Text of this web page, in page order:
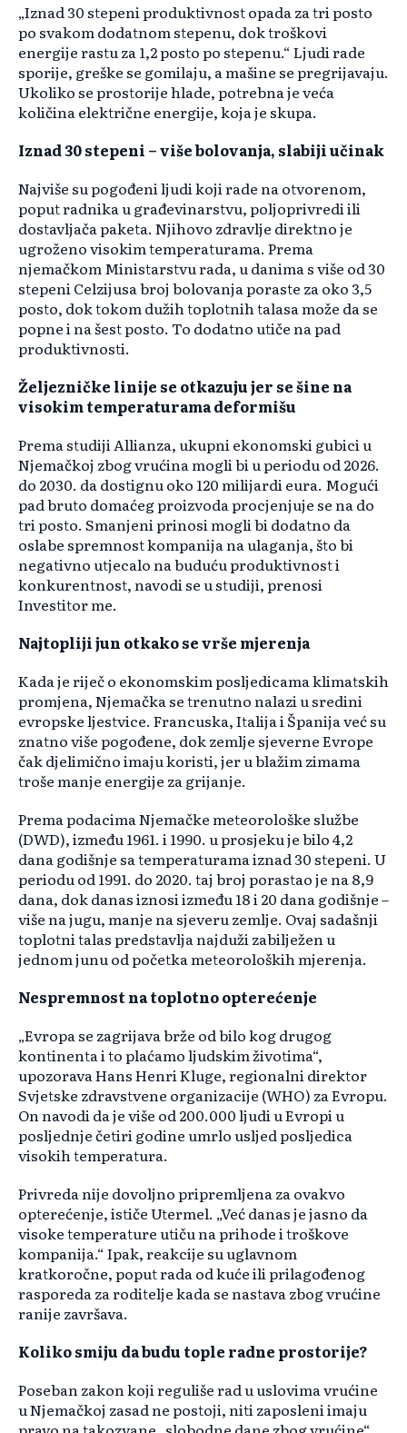
„Iznad 30 stepeni produktivnost opada za tri posto
po svakom dodatnom stepenu, dok troškovi
energije rastu za 1,2 posto po stepenu.“ Ljudi rade
sporije, greške se gomilaju, a mašine se pregrijavaju.
Ukoliko se prostorije hlade, potrebna je veća
količina električne energije, koja je skupa.
Iznad 30 stepeni – više bolovanja, slabiji učinak
Najviše su pogođeni ljudi koji rade na otvorenom,
poput radnika u građevinarstvu, poljoprivredi ili
dostavljača paketa. Njihovo zdravlje direktno je
ugroženo visokim temperaturama. Prema
njemačkom Ministarstvu rada, u danima s više od 30
stepeni Celzijusa broj bolovanja poraste za oko 3,5
posto, dok tokom dužih toplotnih talasa može da se
popne i na šest posto. To dodatno utiče na pad
produktivnosti.
Željezničke linije se otkazuju jer se šine na
visokim temperaturama deformišu
Prema studiji Allianza, ukupni ekonomski gubici u
Njemačkoj zbog vrućina mogli bi u periodu od 2026.
do 2030. da dostignu oko 120 milijardi eura. Mogući
pad bruto domaćeg proizvoda procjenjuje se na do
tri posto. Smanjeni prinosi mogli bi dodatno da
oslabe spremnost kompanija na ulaganja, što bi
negativno utjecalo na buduću produktivnost i
konkurentnost, navodi se u studiji, prenosi
Investitor me.
Najtopliji jun otkako se vrše mjerenja
Kada je riječ o ekonomskim posljedicama klimatskih
promjena, Njemačka se trenutno nalazi u sredini
evropske ljestvice. Francuska, Italija i Španija već su
znatno više pogođene, dok zemlje sjeverne Evrope
čak djelimično imaju koristi, jer u blažim zimama
troše manje energije za grijanje.
Prema podacima Njemačke meteorološke službe
(DWD), između 1961. i 1990. u prosjeku je bilo 4,2
dana godišnje sa temperaturama iznad 30 stepeni. U
periodu od 1991. do 2020. taj broj porastao je na 8,9
dana, dok danas iznosi između 18 i 20 dana godišnje –
više na jugu, manje na sjeveru zemlje. Ovaj sadašnji
toplotni talas predstavlja najduži zabilježen u
jednom junu od početka meteoroloških mjerenja.
Nespremnost na toplotno opterećenje
„Evropa se zagrijava brže od bilo kog drugog
kontinenta i to plaćamo ljudskim životima“,
upozorava Hans Henri Kluge, regionalni direktor
Svjetske zdravstvene organizacije (WHO) za Evropu.
On navodi da je više od 200.000 ljudi u Evropi u
posljednje četiri godine umrlo usljed posljedica
visokih temperatura.
Privreda nije dovoljno pripremljena za ovakvo
opterećenje, ističe Utermel. „Već danas je jasno da
visoke temperature utiču na prihode i troškove
kompanija.“ Ipak, reakcije su uglavnom
kratkoročne, poput rada od kuće ili prilagođenog
rasporeda za roditelje kada se nastava zbog vrućine
ranije završava.
Koliko smiju da budu tople radne prostorije?
Poseban zakon koji reguliše rad u uslovima vrućine
u Njemačkoj zasad ne postoji, niti zaposleni imaju